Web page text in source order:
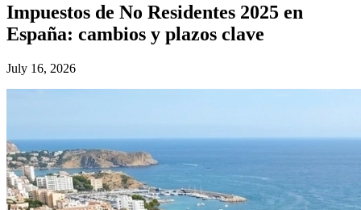
Impuestos de No Residentes 2025 en
España: cambios y plazos clave
July 16, 2026